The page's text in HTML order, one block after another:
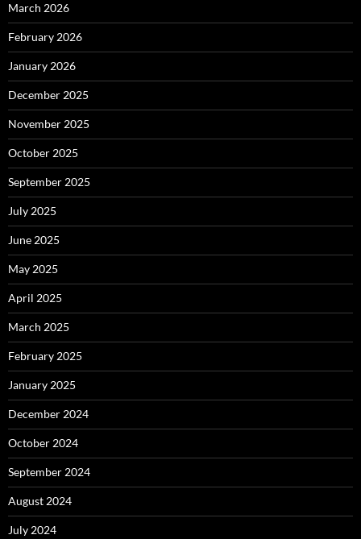
March 2026
February 2026
January 2026
December 2025
November 2025
October 2025
September 2025
July 2025
June 2025
May 2025
April 2025
March 2025
February 2025
January 2025
December 2024
October 2024
September 2024
August 2024
July 2024